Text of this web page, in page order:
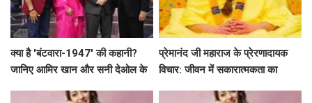
क्या है 'बंटवारा-1947' की कहानी?
जानिए आमिर खान और सनी देओल के
प्रेमानंद जी महाराज के प्रेरणादायक
विचार: जीवन में सकारात्मकता का